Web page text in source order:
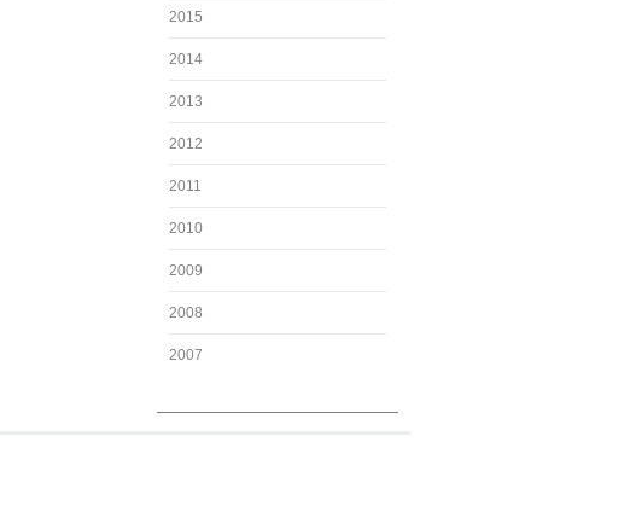
2015
2014
2013
2012
2011
2010
2009
2008
2007